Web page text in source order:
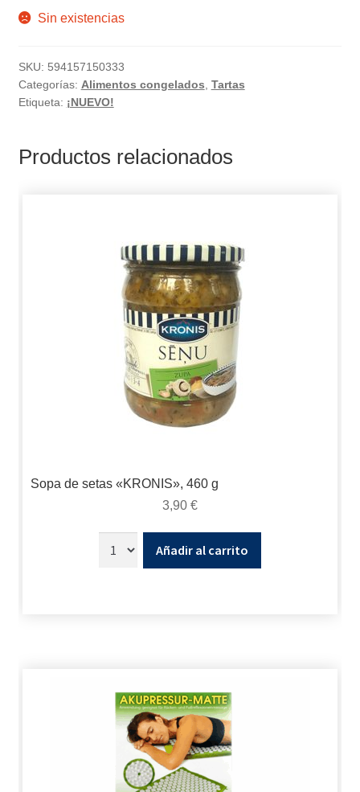
Sin existencias
SKU: 594157150333
Categorías: Alimentos congelados Tartas
Etiqueta: ¡NUEVO!
Productos relacionados
Sopa de setas «KRONIS», 460 g
3,90 €
Añadir al carrito